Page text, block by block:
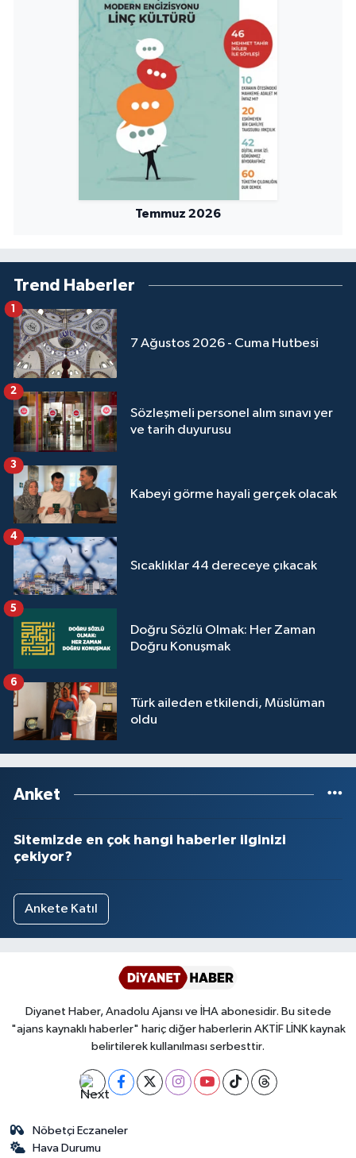
Temmuz 2026
Trend Haberler
7 Ağustos 2026 - Cuma Hutbesi
1
Sözleşmeli personel alım sınavı yer
ve tarih duyurusu
2
Kabeyi görme hayali gerçek olacak
3
Sıcaklıklar 44 dereceye çıkacak
4
Doğru Sözlü Olmak: Her Zaman
Doğru Konuşmak
5
Türk aileden etkilendi, Müslüman
oldu
6
Anket
Sitemizde en çok hangi haberler ilginizi
çekiyor?
Ankete Katıl
Diyanet Haber, Anadolu Ajansı ve İHA abonesidir. Bu sitede
"ajans kaynaklı haberler" hariç diğer haberlerin AKTİF LİNK kaynak
belirtilerek kullanılması serbesttir.
Nöbetçi Eczaneler
Hava Durumu